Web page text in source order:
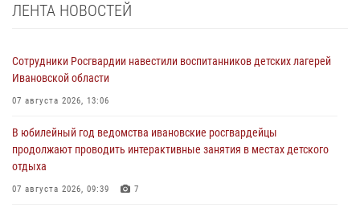
ЛЕНТА НОВОСТЕЙ
Сотрудники Росгвардии навестили воспитанников детских лагерей
Ивановской области
07 августа 2026, 13:06
В юбилейный год ведомства ивановские росгвардейцы
продолжают проводить интерактивные занятия в местах детского
отдыха
07 августа 2026, 09:39 7